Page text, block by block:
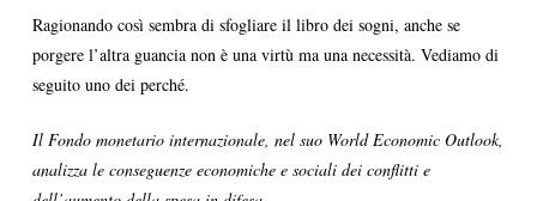
Ragionando così sembra di sfogliare il libro dei sogni, anche se
porgere l’altra guancia non è una virtù ma una necessità. Vediamo di
seguito uno dei perché.
Il Fondo monetario internazionale, nel suo World Economic Outlook,
analizza le conseguenze economiche e sociali dei conflitti e